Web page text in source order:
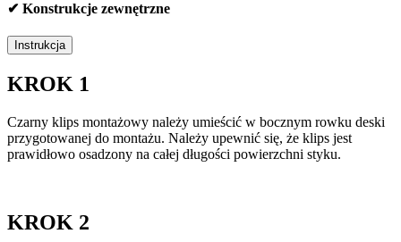
✔ Konstrukcje zewnętrzne
Instrukcja
KROK 1
Czarny klips montażowy należy umieścić w bocznym rowku deski
przygotowanej do montażu. Należy upewnić się, że klips jest
prawidłowo osadzony na całej długości powierzchni styku.
KROK 2